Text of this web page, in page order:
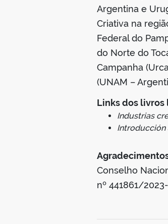
Argentina e
Criativa na
Federal do
do Norte do
Campanha
(UNAM –
Links dos livros
Industrias
Introducción
Conselho
nº 441861/